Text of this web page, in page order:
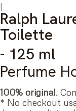
|
Ralph
Toilette
- 125 ml
Perfume
100% original.
* No checkout